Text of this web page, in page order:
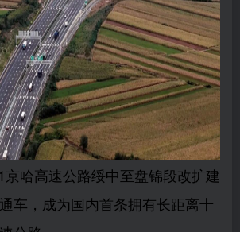
京哈高速公路绥中至盘锦段改扩建
车，成为国内首条拥有长距离十